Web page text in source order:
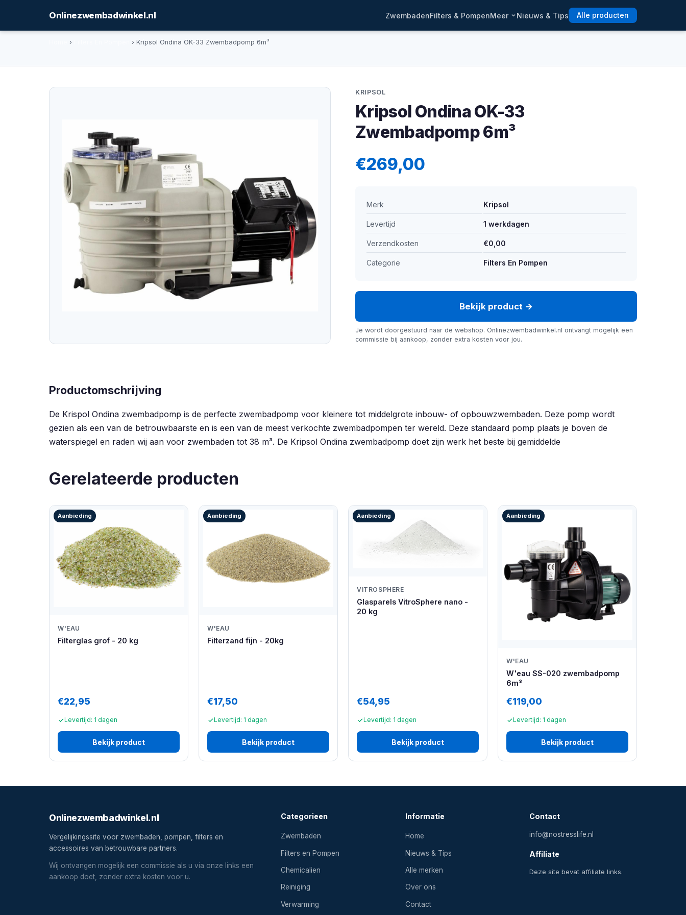
Onlinezwembadwinkel.nl ZwembadenFilters & PompenMeer Nieuws & Tips Alle producten
› › Kripsol Ondina OK-33 Zwembadpomp 6m³
KRIPSOL
Kripsol Ondina OK-33
Zwembadpomp 6m³
€269,00
Merk Kripsol
Levertijd 1 werkdagen
Verzendkosten €0,00
Categorie Filters En Pompen
Bekijk product →
Je wordt doorgestuurd naar de webshop. Onlinezwembadwinkel.nl ontvangt mogelijk een
commissie bij aankoop, zonder extra kosten voor jou.
Productomschrijving
De Krispol Ondina zwembadpomp is de perfecte zwembadpomp voor kleinere tot middelgrote inbouw- of opbouwzwembaden. Deze pomp wordt
gezien als een van de betrouwbaarste en is een van de meest verkochte zwembadpompen ter wereld. Deze standaard pomp plaats je boven de
waterspiegel en raden wij aan voor zwembaden tot 38 m³. De Kripsol Ondina zwembadpomp doet zijn werk het beste bij gemiddelde
Gerelateerde producten
Aanbieding
W'EAU
Filterglas grof - 20 kg
€22,95
Levertijd: 1 dagen
Bekijk product
Aanbieding
W'EAU
Filterzand fijn - 20kg
€17,50
Levertijd: 1 dagen
Bekijk product
Aanbieding
VITROSPHERE
Glasparels VitroSphere nano -
20 kg
€54,95
Levertijd: 1 dagen
Bekijk product
Aanbieding
W'EAU
W'eau SS-020 zwembadpomp
6m³
€119,00
Levertijd: 1 dagen
Bekijk product
Onlinezwembadwinkel.nl
Vergelijkingssite voor zwembaden, pompen, filters en
accessoires van betrouwbare partners.
Wij ontvangen mogelijk een commissie als u via onze links een
aankoop doet, zonder extra kosten voor u.
Categorieen
Zwembaden
Filters en Pompen
Chemicalien
Reiniging
Verwarming
Informatie
Home
Nieuws & Tips
Alle merken
Over ons
Contact
Contact
info@nostresslife.nl
Affiliate
Deze site bevat affiliate links.